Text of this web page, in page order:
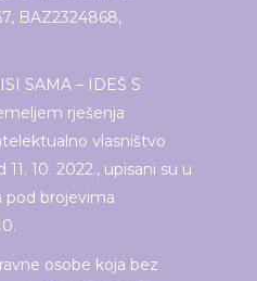
BAZ2324868,
SAMA – IDEŠ S
rješenja
vlasništvo
10. 2022., upisani su u
pod brojevima
osobe koja bez